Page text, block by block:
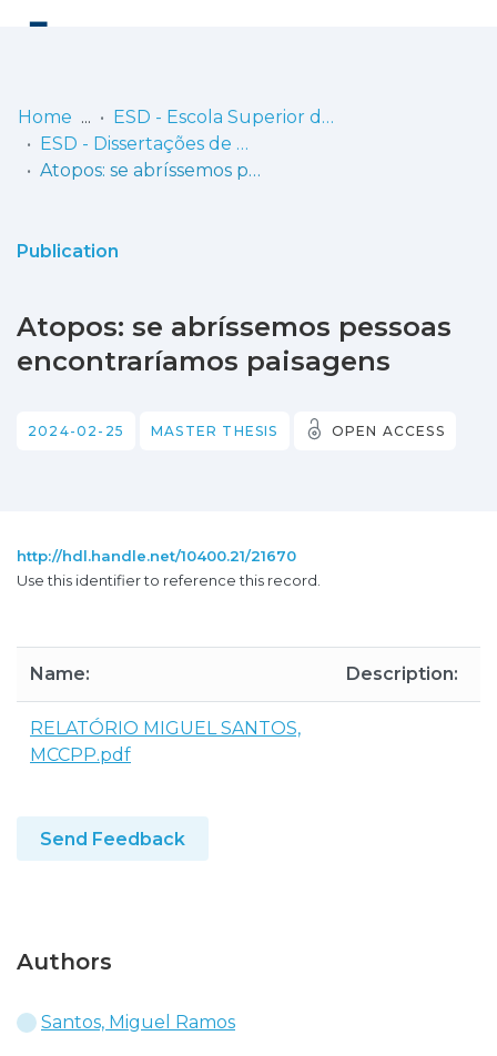
Communities
Statistics
Home
ESD - Escola Superior de Dança
ESD - Dissertações de Mestrado
Atopos: se abríssemos pessoas encontraríamos paisagens
Publication
Atopos: se abríssemos pessoas
encontraríamos paisagens
2024-02-25 MASTER THESIS OPEN ACCESS
http://hdl.handle.net/10400.21/21670
Use this identifier to reference this record.
Name: Description:
RELATÓRIO MIGUEL SANTOS,
MCCPP.pdf
Send Feedback
Authors
Santos, Miguel Ramos